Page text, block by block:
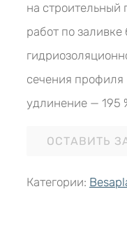
на
работ по
сечения
удлинение — 195
ОСТАВИТЬ
Категории: